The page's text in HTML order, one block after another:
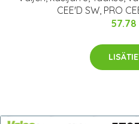
CEE'D SW, PRO
57.78